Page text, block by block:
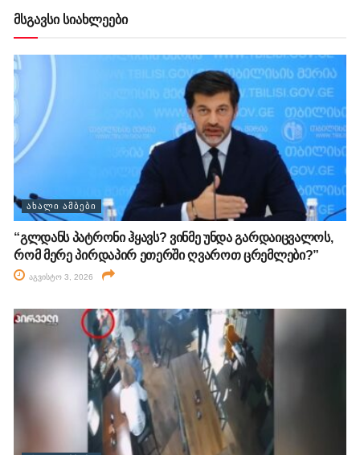
მსგავსი სიახლეები
ᲐᲮᲐᲚᲘ ᲐᲛᲑᲔᲑᲘ
“გლდანს პატრონი ჰყავს? ვინმე უნდა გარდაიცვალოს,
რომ მერე პირდაპირ ეთერში ღვაროთ ცრემლები?”
აგვისტო 3, 2026